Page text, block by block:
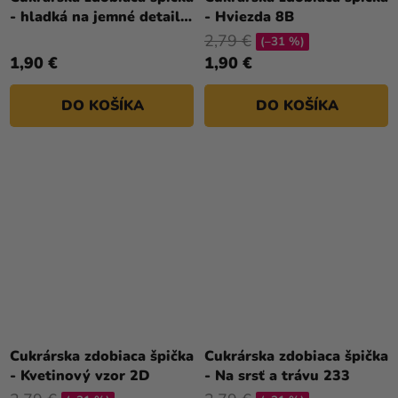
- hladká na jemné detaily
1,90 €
DO KOŠÍKA
- Hviezda 8B
1,90 €
2,79 € (–31 %)
DO KOŠÍKA
Cukrárska zdobiaca špička
- Kvetinový vzor 2D
Cukrárska zdobiaca špička
- Na srsť a trávu 233